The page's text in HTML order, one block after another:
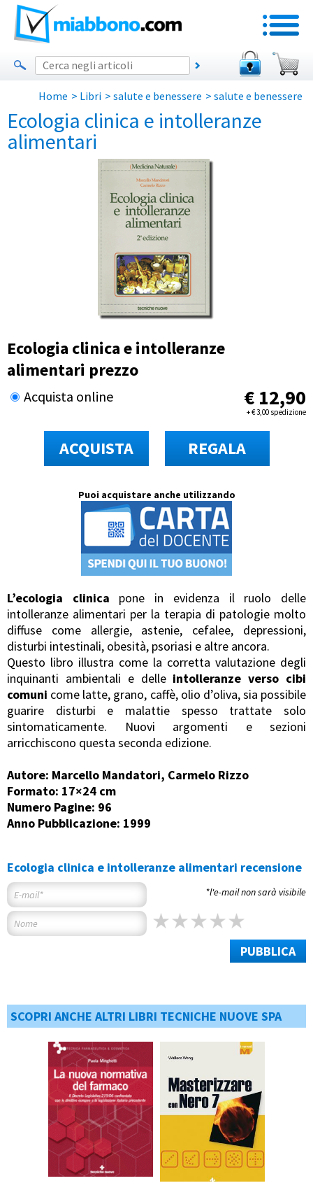
Home > Libri > salute e benessere > salute e benessere
Ecologia clinica e intolleranze
alimentari
Ecologia clinica e intolleranze
alimentari prezzo
Acquista online € 12,90
+€3,00 spedizione
ACQUISTA REGALA
Puoi acquistare anche utilizzando
L’ecologia clinica pone in evidenza il ruolo delle
intolleranze alimentari per la terapia di patologie molto
diffuse come allergie, astenie, cefalee, depressioni,
disturbi intestinali, obesità, psoriasi e altre ancora.
Questo libro illustra come la corretta valutazione degli
inquinanti ambientali e delle intolleranze verso cibi
comuni come latte, grano, caffè, olio d’oliva, sia possibile
guarire disturbi e malattie spesso trattate solo
sintomaticamente. Nuovi argomenti e sezioni
arricchiscono questa seconda edizione.
Autore: Marcello Mandatori, Carmelo Rizzo
Formato: 17×24 cm
Numero Pagine: 96
Anno Pubblicazione: 1999
Ecologia clinica e intolleranze alimentari recensione
*l'e-mail non sarà visibile
PUBBLICA
SCOPRI ANCHE ALTRI LIBRI TECNICHE NUOVE SPA